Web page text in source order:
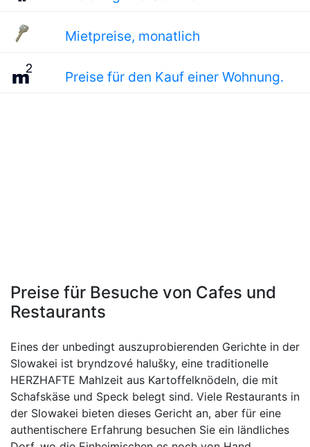
Mietpreise, monatlich
Preise für den Kauf einer Wohnung.
Preise für Besuche von Cafes und
Restaurants
Eines der unbedingt auszuprobierenden Gerichte in der
Slowakei ist bryndzové halušky, eine traditionelle
HERZHAFTE Mahlzeit aus Kartoffelknödeln, die mit
Schafskäse und Speck belegt sind. Viele Restaurants in
der Slowakei bieten dieses Gericht an, aber für eine
authentischere Erfahrung besuchen Sie ein ländliches